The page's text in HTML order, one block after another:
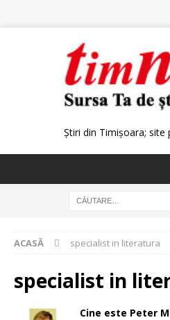
Știri din Timișoara; site
ACASĂ specialist in literatura
specialist in
Cine este Peter